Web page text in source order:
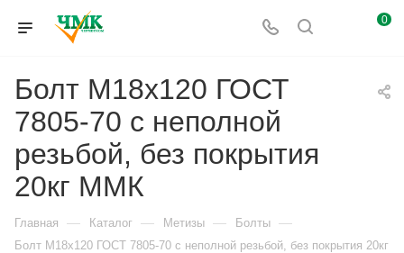
0
Болт М18x120 ГОСТ
7805-70 с неполной
резьбой, без покрытия
20кг ММК
Главная — Каталог — Метизы — Болты —
Болт М18x120 ГОСТ 7805-70 с неполной резьбой, без покрытия 20кг